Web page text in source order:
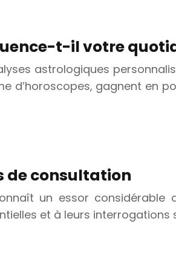
t-il votre
astrologiques
d’horoscopes, gagnent en
de consultation
un essor considérable
et à leurs interrogations